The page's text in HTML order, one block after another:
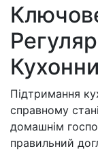
Підтримання
справному
домашнім
правильний